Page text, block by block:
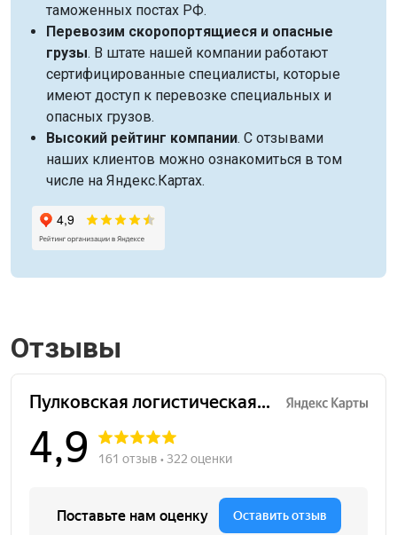
таможенных постах РФ.
Перевозим скоропортящиеся и опасные
грузы. В штате нашей компании работают
сертифицированные специалисты, которые
имеют доступ к перевозке специальных и
опасных грузов.
Высокий рейтинг компании. С отзывами
наших клиентов можно ознакомиться в том
числе на Яндекс.Картах.
Отзывы